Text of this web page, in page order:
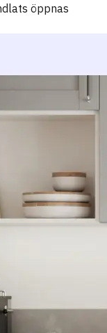
öppnas